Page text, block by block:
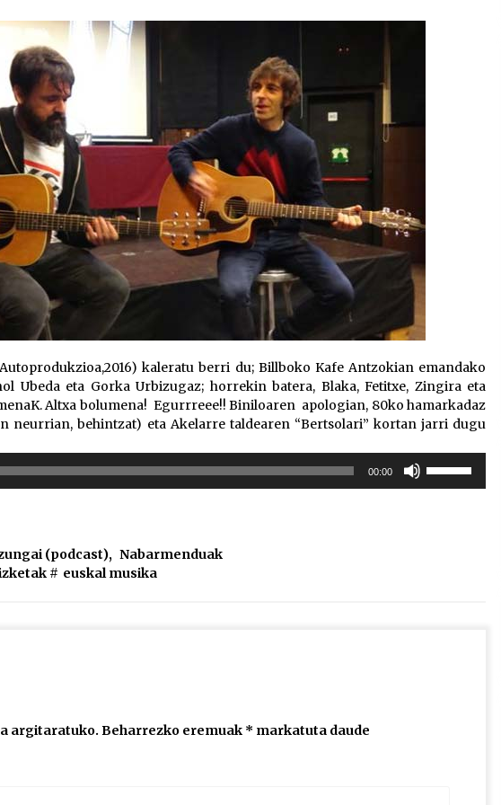
jaietako bertso-
Larunbatean Plentziako Itsas
Martxa ospatuko da
2026/07/07
margoak
aretoan
SOINUGELA: Paul McCartney eta
Ringo Starr-en lan berriak
2026/07/03
kaleratu berri du; Billboko Kafe Antzokian emandako
Ubeda eta Gorka Urbizugaz; horrekin batera, Blaka, Fetitxe, Zingira eta
Altxa bolumena! Egurrreee!! Biniloaren apologian, 80ko hamarkadaz
neurrian, behintzat) eta Akelarre taldearen “Bertsolari” kortan jarri dugu
00:00
(podcast), Nabarmenduak
# euskal musika
argitaratuko. Beharrezko eremuak * markatuta daude